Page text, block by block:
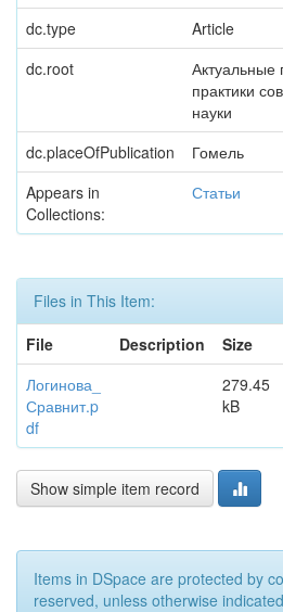
dc.type
Article
dc.root
Актуальные
практики
науки
dc.placeOfPublication
Гомель
Appears in
Collections:
Статьи
Files in This Item:
File
Description Size
Логинова_
Сравнит.p
df
279.45
kB
Show simple item record
Items in DSpace are protected by
reserved, unless otherwise